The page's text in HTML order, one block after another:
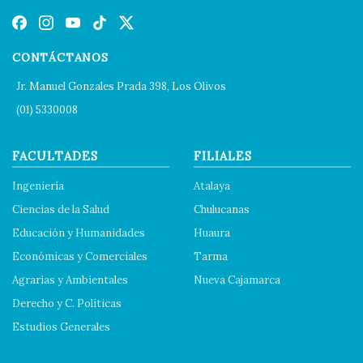
CONTÁCTANOS
Jr. Manuel Gonzales Prada 398, Los Olivos
(01) 5330008
FACULTADES
Ingeniería
Ciencias de la Salud
Educación y Humanidades
Económicas y Comerciales
Agrarias y Ambientales
Derecho y C. Políticas
Estudios Generales
FILIALES
Atalaya
Chulucanas
Huaura
Tarma
Nueva Cajamarca